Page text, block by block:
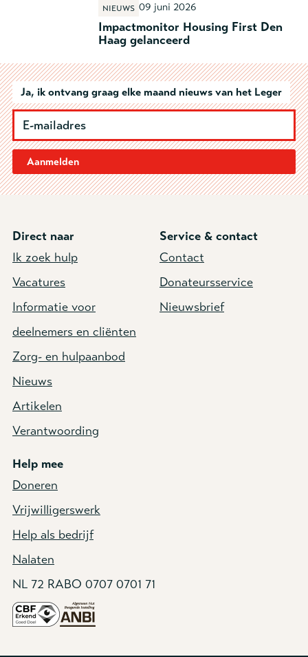
Impactmonitor Housing First Den
Haag gelanceerd
Nieuws 09 juni 2026
Ja, ik ontvang graag elke maand nieuws van het Leger
Aanmelden
Direct naar
Ik zoek hulp
Vacatures
Informatie voor
deelnemers en cliënten
Zorg- en hulpaanbod
Nieuws
Artikelen
Verantwoording
Service & contact
Contact
Donateursservice
Nieuwsbrief
Help mee
Doneren
Vrijwilligerswerk
Help als bedrijf
Nalaten
NL 72 RABO 0707 0701 71